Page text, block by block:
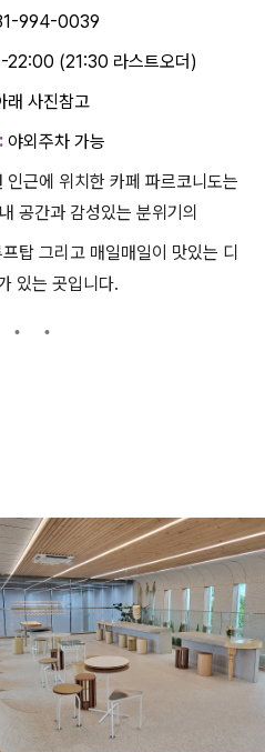
994-0039
22:00 (21:30 라스트오더)
래 사진참고
야외주차 가능
인근에 위치한 카페 파르코니도는
공간과 감성있는 분위기의
탑 그리고 매일매일이 맛있는 디
있는 곳입니다.